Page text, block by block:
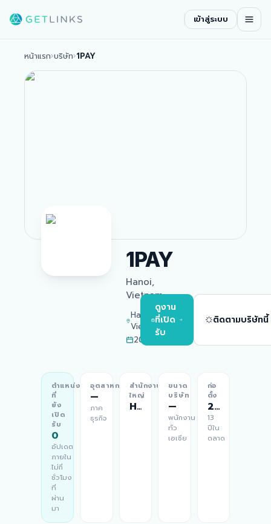
เข้าสู่ระบบ
หน้าแรก›บริษัท›1PAY
1PAY
Hanoi,
Vietnam
Hanoi,
Vietnam
2013
ดูงาน
ที่เปิด
รับ
ติดตามบริษัทนี้
ตำแหน่ง
ที่
ยัง
เปิด
รับ
0
อัปเดต
ภายใน
ไม่กี่
ชั่วโมง
ที่
ผ่าน
มา
อุตสาหกรรม
—
ภาค
ธุรกิจ
สำนักงาน
ใหญ่
Hanoi, Vietnam
ขนาด
บริษัท
—
พนักงาน
ทั่ว
เอเชีย
ก่อ
ตั้ง
2013
13
ปีใน
ตลาด